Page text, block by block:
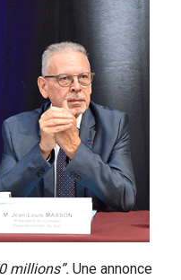
millions”. Une annonce